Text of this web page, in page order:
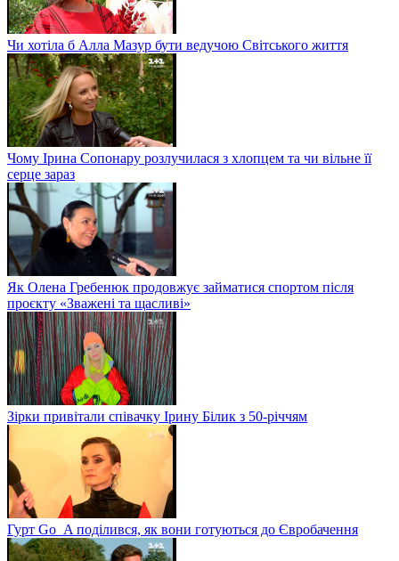
Чи хотіла б Алла Мазур бути ведучою Світського життя
Чому Ірина Сопонару розлучилася з хлопцем та чи вільне її
серце зараз
Як Олена Гребенюк продовжує займатися спортом після
проєкту «Зважені та щасливі»
Зірки привітали співачку Ірину Білик з 50-річчям
Гурт Go_A поділився, як вони готуються до Євробачення